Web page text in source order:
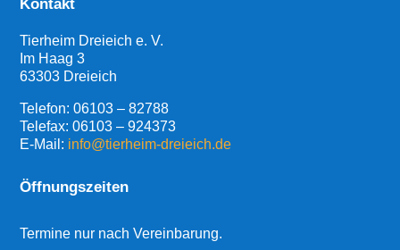
Kontakt
Tierheim Dreieich e. V.
Im Haag 3
63303 Dreieich
Telefon:06103 – 82788
Telefax: 06103 – 924373
E-Mail: info@tierheim-dreieich.de
Öffnungszeiten
Termine nur nach Vereinbarung.